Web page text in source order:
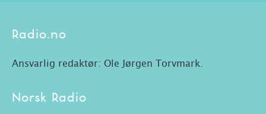
Radio.no
Ansvarlig redaktør: Ole Jørgen Torvmark.
Norsk Radio